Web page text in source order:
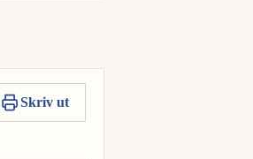
Skriv ut